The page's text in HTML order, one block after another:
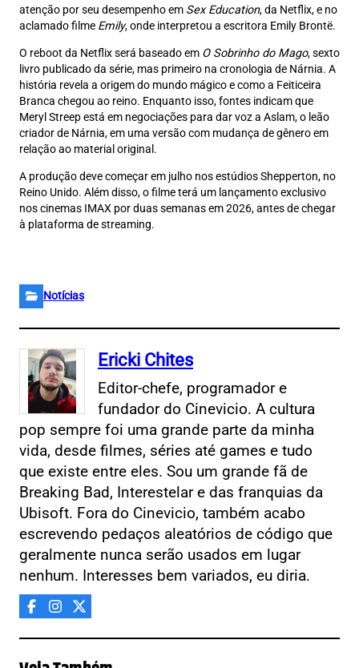
atenção por seu desempenho em Sex Education, da Netflix, e no
aclamado filme Emily, onde interpretou a escritora Emily Brontë.
O reboot da Netflix será baseado em O Sobrinho do Mago, sexto
livro publicado da série, mas primeiro na cronologia de Nárnia. A
história revela a origem do mundo mágico e como a Feiticeira
Branca chegou ao reino. Enquanto isso, fontes indicam que
Meryl Streep está em negociações para dar voz a Aslam, o leão
criador de Nárnia, em uma versão com mudança de gênero em
relação ao material original.
A produção deve começar em julho nos estúdios Shepperton, no
Reino Unido. Além disso, o filme terá um lançamento exclusivo
nos cinemas IMAX por duas semanas em 2026, antes de chegar
à plataforma de streaming.
Notícias
Ericki Chites
Editor-chefe, programador e
fundador do Cinevicio. A cultura
pop sempre foi uma grande parte da minha
vida, desde filmes, séries até games e tudo
que existe entre eles. Sou um grande fã de
Breaking Bad, Interestelar e das franquias da
Ubisoft. Fora do Cinevicio, também acabo
escrevendo pedaços aleatórios de código que
geralmente nunca serão usados em lugar
nenhum. Interesses bem variados, eu diria.